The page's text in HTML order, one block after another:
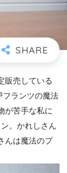
販売している
フランツの魔法
が苦手な私に
。かれしさん
んは魔法のプ